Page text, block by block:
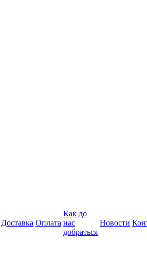
Доставка Оплата
Как до
нас
добраться
Новости